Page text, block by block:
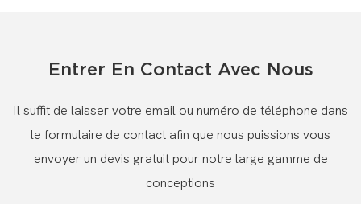
Entrer En Contact Avec Nous
Il suffit de laisser votre email ou numéro de téléphone dans
le formulaire de contact afin que nous puissions vous
envoyer un devis gratuit pour notre large gamme de
conceptions